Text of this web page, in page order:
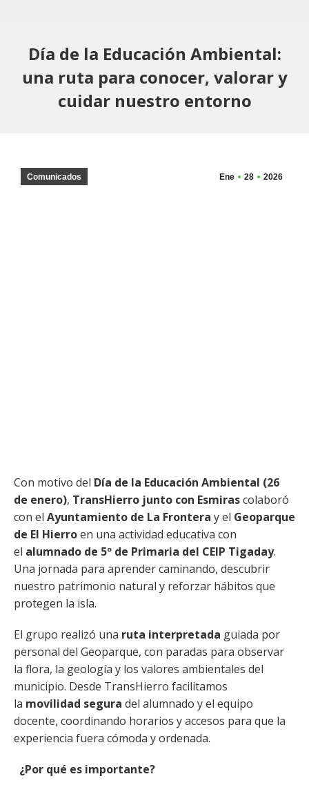
Día de la Educación Ambiental:
una ruta para conocer, valorar y
cuidar nuestro entorno
Ene 28 2026
Comunicados
Con motivo del Día de la Educación Ambiental (26
de enero), TransHierro junto con Esmirascolaboró
con el Ayuntamiento de La Frontera y el Geoparque
de El Hierroen una actividad educativa con
el alumnado de 5º de Primaria del CEIP Tigaday.
Una jornada para aprender caminando, descubrir
nuestro patrimonio natural y reforzar hábitos que
protegen la isla.
El grupo realizó una ruta interpretada guiada por
personal del Geoparque, con paradas para observar
la flora, la geología y los valores ambientales del
municipio. Desde TransHierro facilitamos
la movilidad segura del alumnado y el equipo
docente, coordinando horarios y accesos para que la
experiencia fuera cómoda y ordenada.
¿Por qué es importante?